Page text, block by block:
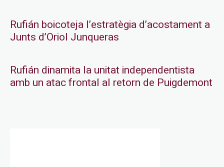
Rufián boicoteja l’estratègia d’acostament a
Junts d’Oriol Junqueras
Rufián dinamita la unitat independentista
amb un atac frontal al retorn de Puigdemont